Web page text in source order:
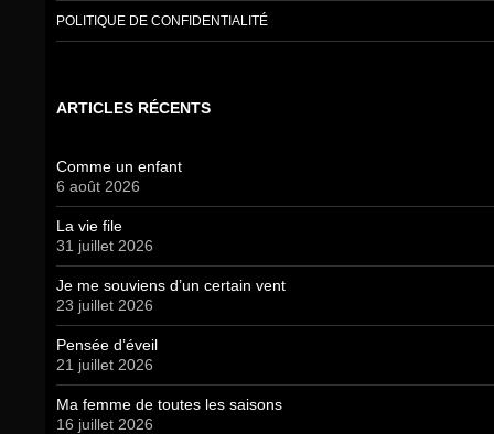
POLITIQUE DE CONFIDENTIALITÉ
ARTICLES RÉCENTS
Comme un enfant
6 août 2026
La vie file
31 juillet 2026
Je me souviens d’un certain vent
23 juillet 2026
Pensée d’éveil
21 juillet 2026
Ma femme de toutes les saisons
16 juillet 2026